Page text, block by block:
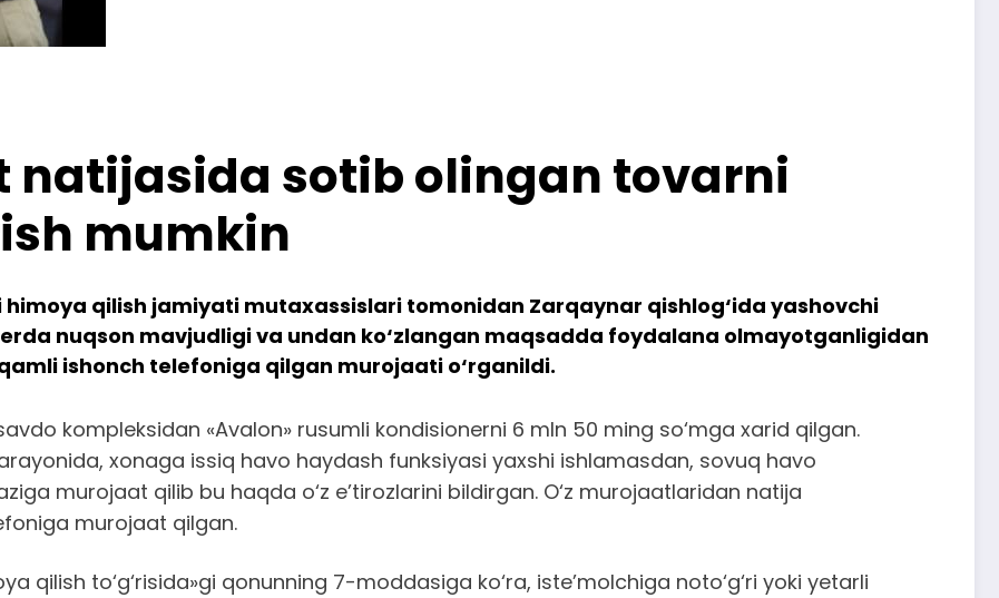
natijasida sotib olingan tovarni
mumkin
qilish jamiyati mutaxassislari tomonidan Zarqaynar qishlog‘ida yashovchi
nuqson mavjudligi va undan ko‘zlangan maqsadda foydalana olmayotganligidan
ishonch telefoniga qilgan murojaati o‘rganildi.
kompleksidan «Avalon» rusumli kondisionerni 6 mln 50 ming so‘mga xarid qilgan.
xonaga issiq havo haydash funksiyasi yaxshi ishlamasdan, sovuq havo
murojaat qilib bu haqda o‘z e’tirozlarini bildirgan. O‘z murojaatlaridan natija
murojaat qilgan.
qilish to‘g‘risida»gi qonunning 7-moddasiga ko‘ra, iste’molchiga noto‘g‘ri yoki yetarli